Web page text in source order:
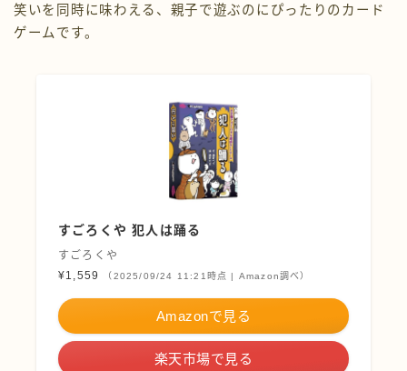
笑いを同時に味わえる、親子で遊ぶのにぴったりのカード
ゲームです。
すごろくや 犯人は踊る
すごろくや
¥1,559
（2025/09/24 11:21時点 | Amazon調べ）
Amazonで見る
楽天市場で見る